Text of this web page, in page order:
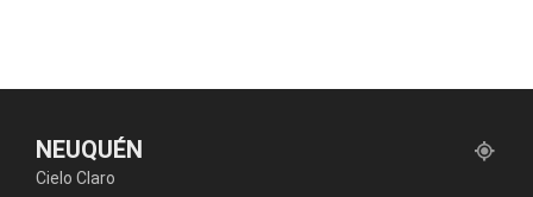
NEUQUÉN
Cielo Claro